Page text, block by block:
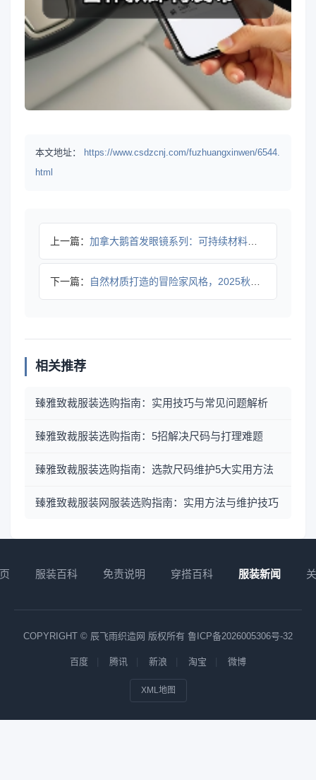
本文地址：
https://www.csdzcnj.com/fuzhuangxinwen/6544.
html
上一篇： 加拿大鹅首发眼镜系列：可持续材料打造多功能护目设计
下一篇： 自然材质打造的冒险家风格，2025秋冬系列如何诠释户外美学？
相关推荐
臻雅致裁服装选购指南：实用技巧与常见问题解析
臻雅致裁服装选购指南：5招解决尺码与打理难题
臻雅致裁服装选购指南：选款尺码维护5大实用方法
臻雅致裁服装网服装选购指南：实用方法与维护技巧
服装百科 免责说明 穿搭百科 服装新闻
COPYRIGHT © 辰飞雨织造网 版权所有 鲁ICP备2026005306号-32
百度 腾讯 新浪 淘宝 微博
XML地图